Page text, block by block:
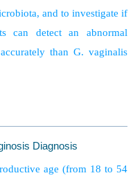
and to investigate if
can detect an abnormal
than G. vaginalis
Diagnosis
age (from 18 to 54